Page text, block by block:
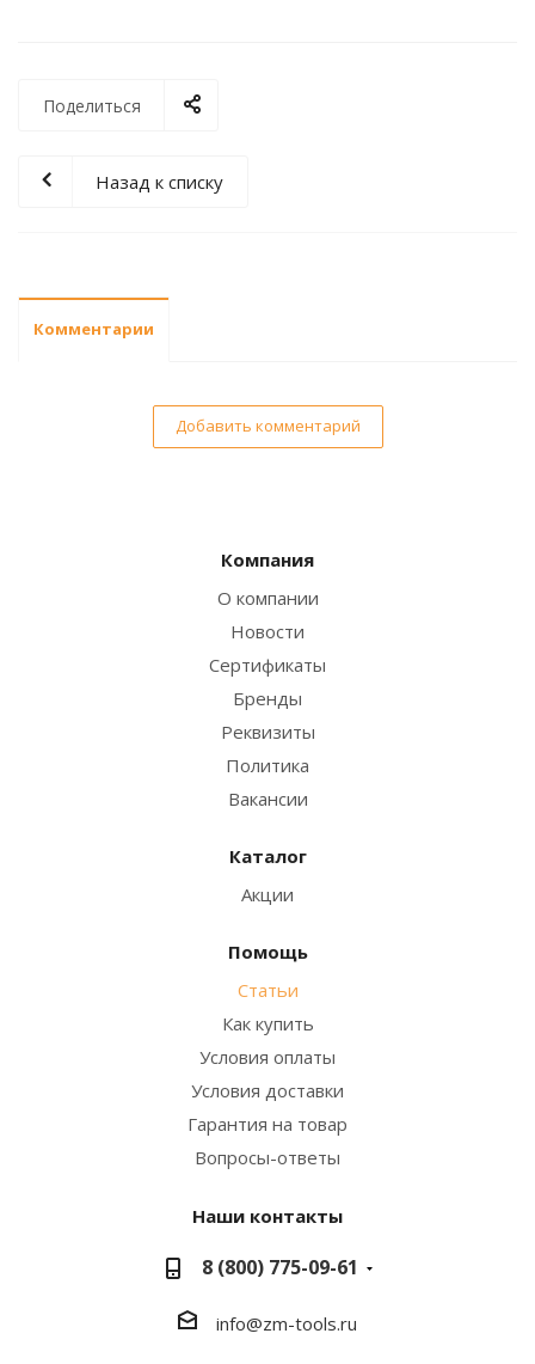
Поделиться
Назад к списку
Комментарии
Добавить комментарий
Компания
О компании
Новости
Сертификаты
Бренды
Реквизиты
Политика
Вакансии
Каталог
Акции
Помощь
Статьи
Как купить
Условия оплаты
Условия доставки
Гарантия на товар
Вопросы-ответы
Наши контакты
8 (800) 775-09-61
info@zm-tools.ru